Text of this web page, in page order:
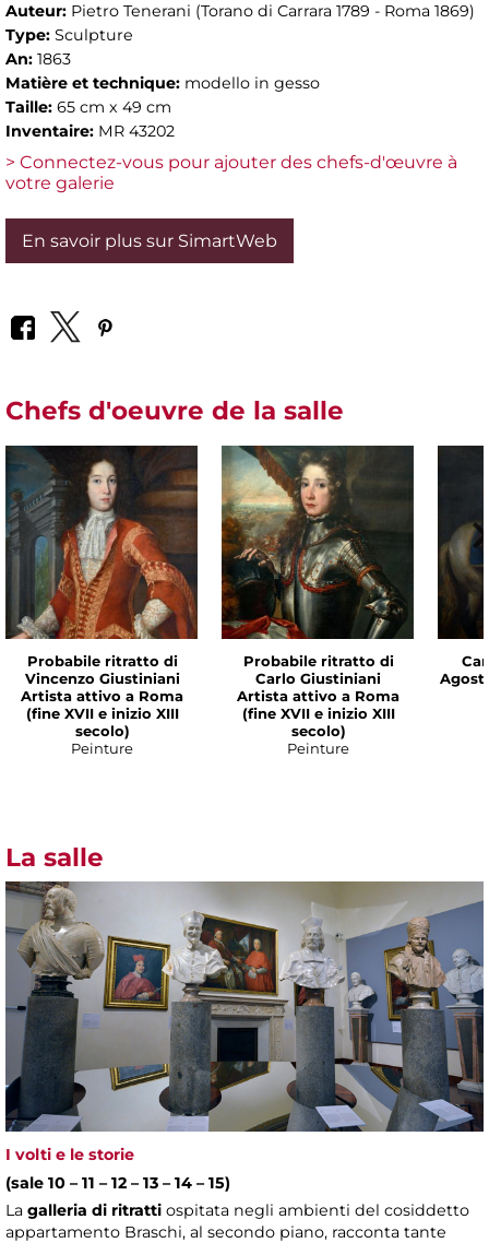
Auteur: Pietro Tenerani (Torano di Carrara 1789 - Roma 1869)
Type: Sculpture
An: 1863
Matière et technique: modello in gesso
Taille: 65 cm x 49 cm
Inventaire: MR 43202
> Connectez-vous pour ajouter des chefs-d'œuvre à
votre galerie
En savoir plus sur SimartWeb
Chefs d'oeuvre de la salle
Probabile ritratto di
Vincenzo Giustiniani
Artista attivo a Roma
(fine XVII e inizio XIII
secolo)
Peinture
Probabile ritratto di
Carlo Giustiniani
Artista attivo a Roma
(fine XVII e inizio XIII
secolo)
Peinture
La salle
I volti e le storie
(sale 10 – 11 – 12 – 13 – 14 – 15)
La galleria di ritratti ospitata negli ambienti del cosiddetto
appartamento Braschi, al secondo piano, racconta tante